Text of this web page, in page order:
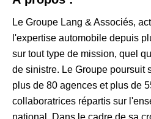
Le Groupe Lang & Associés,
l'expertise automobile depuis
sur tout type de mission, quel
de sinistre. Le Groupe poursuit
plus de 80 agences et plus de
collaboratrices répartis sur
national. Dans le cadre de sa